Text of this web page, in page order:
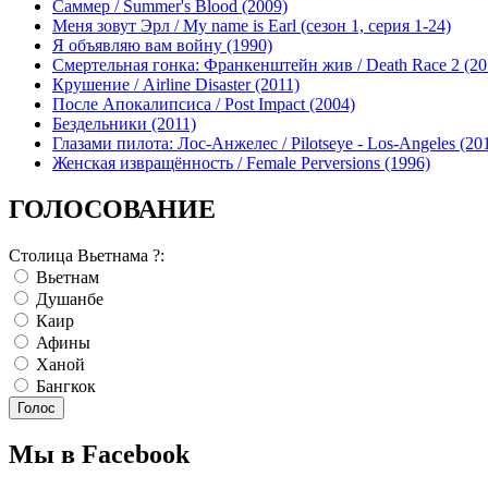
Саммер / Summer's Blood (2009)
Меня зовут Эрл / My name is Earl (сезон 1, серия 1-24)
Я объявляю вам войну (1990)
Смертельная гонка: Франкенштейн жив / Death Race 2
Крушение / Airline Disaster (2011)
После Апокалипсиса / Post Impact (2004)
Бездельники (2011)
Глазами пилота: Лос-Анжелес / Pilotseye - Los-Angeles
Женская извращённость / Female Perversions (1996)
ГОЛОСОВАНИЕ
Столица Вьетнама ?:
Вьетнам
Душанбе
Каир
Афины
Ханой
Бангкок
Мы в Facebook